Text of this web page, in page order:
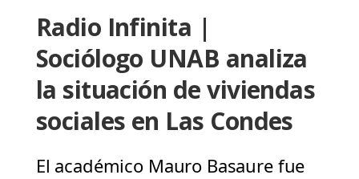
Radio Infinita |
Sociólogo UNAB analiza
la situación de viviendas
sociales en Las Condes
El académico Mauro Basaure fue